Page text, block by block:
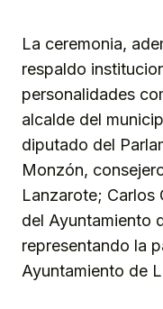
La ceremonia,
respaldo
personalidades
alcalde del
diputado del
Monzón,
Lanzarote; Carlos
del Ayuntamiento
representando la
Ayuntamiento de